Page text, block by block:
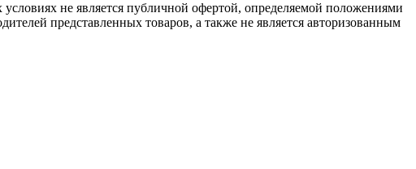
не является публичной офертой, определяемой положениями
представленных товаров, а также не является авторизованным